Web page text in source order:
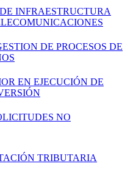
INFRAESTRUCTURA
DE PROCESOS DE
EN EJECUCIÓN DE
NO
TRIBUTARIA